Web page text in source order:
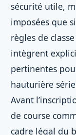
sécurité utile,
imposées que
règles de
intègrent
pertinentes
hauturière
Avant
de course
cadre légal du